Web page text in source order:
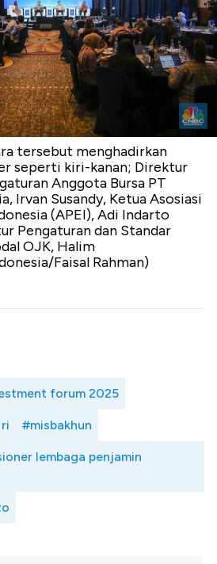
tersebut menghadirkan
seperti kiri-kanan; Direktur
Anggota Bursa PT
Irvan Susandy, Ketua Asosiasi
(APEI), Adi Indarto
Pengaturan dan Standar
OJK, Halim
Faisal Rahman)
forum 2025
#misbakhun
lembaga penjamin